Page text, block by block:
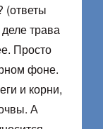
(ответы
трава
Просто
фоне.
и корни,
А